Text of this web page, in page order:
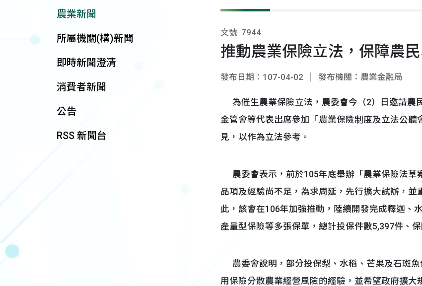
農業新聞
所屬機關(構)新聞
即時新聞澄清
消費者新聞
公告
RSS 新聞台
文號 7944
推動農業保險立法，保障農
發布日期：107-04-02 發布機關：農業金融局
為催生農業保險立法，農委會今（2）日邀請農
金管會等代表出席參加「農業保險制度及立法公
見，以作為立法參考。
農委會表示，前於105年底舉辦「農業保險法草
品項及經驗尚不足，為求周延，先行擴大試辦，
此，該會在106年加強推動，陸續開發完成釋迦、
產量型保險等多張保單，總計投保件數5,397件、
農委會說明，部分投保梨、水稻、芒果及石斑
用保險分散農業經營風險的經驗，並希望政府擴